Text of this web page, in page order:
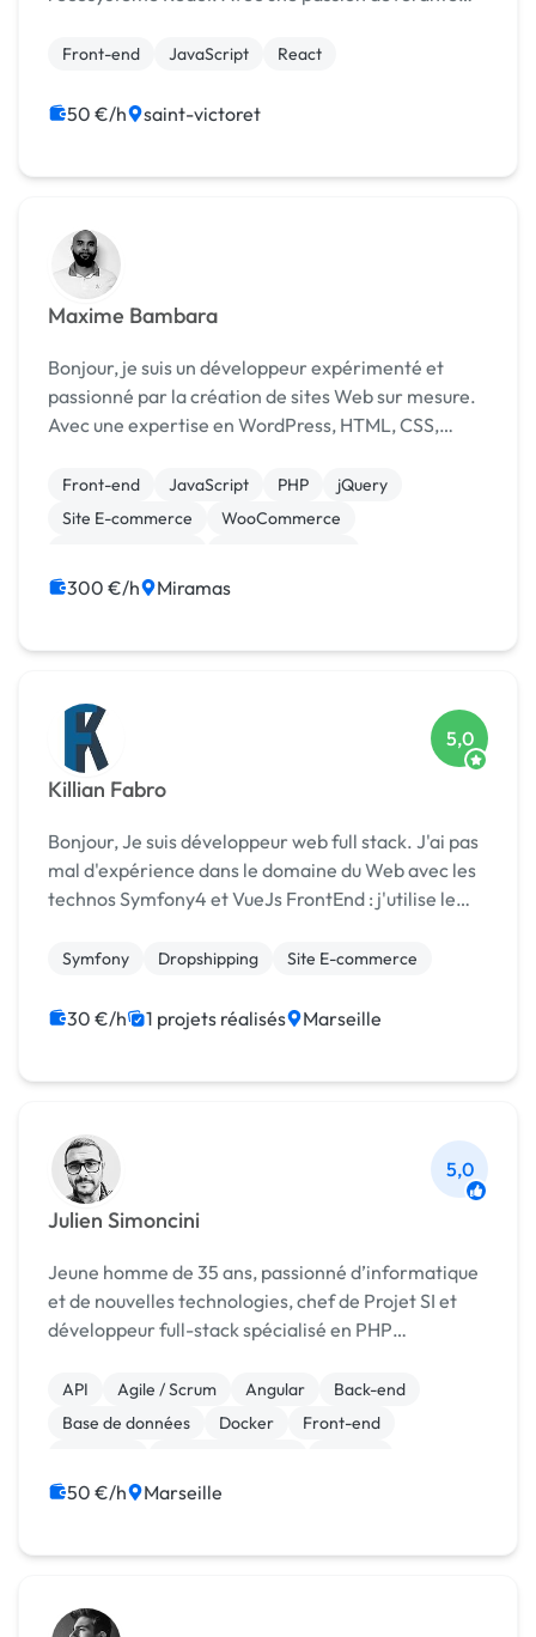
approfondie dans la création d'interfaces
Front-end JavaScript React
50 €/h saint-victoret
Maxime Bambara
Bonjour, je suis un développeur expérimenté et
passionné par la création de sites Web sur mesure.
Avec une expertise en WordPress, HTML, CSS,
Front-end JavaScript PHP
jQuery
Site E-commerce
WooCommerce
Installation de Script
300 €/h Miramas
Killian Fabro
5,0
Bonjour, Je suis développeur web full stack. J'ai pas
mal d'expérience dans le domaine du Web avec les
technos Symfony4 et VueJs FrontEnd : j'utilise le
capable de réalisé des API Rest docu...
Symfony Dropshipping Site E-commerce
30 €/h 1 projets réalisés Marseille
Julien Simoncini
5,0
Jeune homme de 35 ans, passionné d’informatique
et de nouvelles technologies, chef de Projet SI et
développeur full-stack spécialisé en PHP
CodeIgniter. Fort de plus d'une quinzaine d'années
d'ex...
API Agile / Scrum Angular
Back-end
Base de données
Docker
Front-end
50 €/h Marseille